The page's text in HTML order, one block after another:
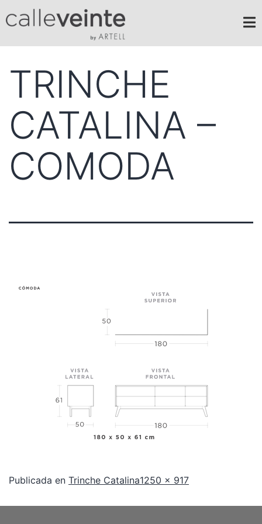
TRINCHE
CATALINA –
COMODA
Publicada en Trinche Catalina1250 × 917